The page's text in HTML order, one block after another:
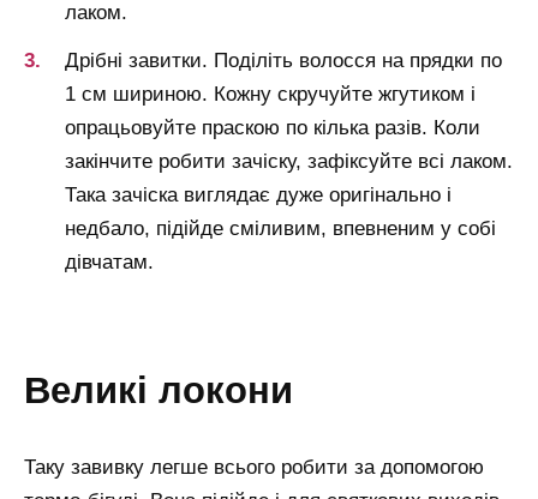
лаком.
Дрібні завитки. Поділіть волосся на прядки по
1 см шириною. Кожну скручуйте жгутиком і
опрацьовуйте праскою по кілька разів. Коли
закінчите робити зачіску, зафіксуйте всі лаком.
Така зачіска виглядає дуже оригінально і
недбало, підійде сміливим, впевненим у собі
дівчатам.
великі локони
Таку завивку легше всього робити за допомогою